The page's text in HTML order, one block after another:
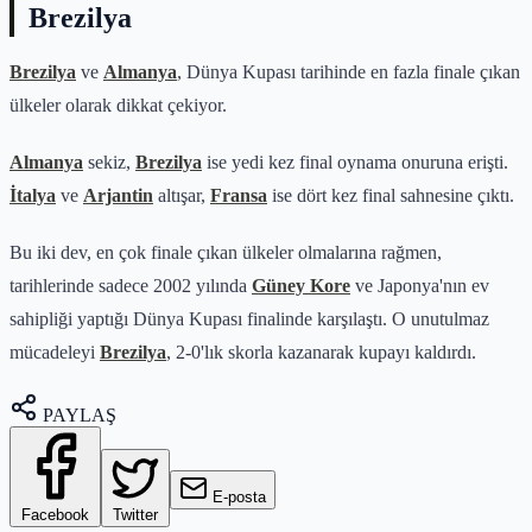
Brezilya
Brezilya ve Almanya, Dünya Kupası tarihinde en fazla finale çıkan
ülkeler olarak dikkat çekiyor.
Almanya sekiz, Brezilya ise yedi kez final oynama onuruna erişti.
İtalya ve Arjantin altışar, Fransa ise dört kez final sahnesine çıktı.
Bu iki dev, en çok finale çıkan ülkeler olmalarına rağmen,
tarihlerinde sadece 2002 yılında Güney Kore ve Japonya'nın ev
sahipliği yaptığı Dünya Kupası finalinde karşılaştı. O unutulmaz
mücadeleyi Brezilya, 2-0'lık skorla kazanarak kupayı kaldırdı.
PAYLAŞ
Facebook Twitter
E-posta